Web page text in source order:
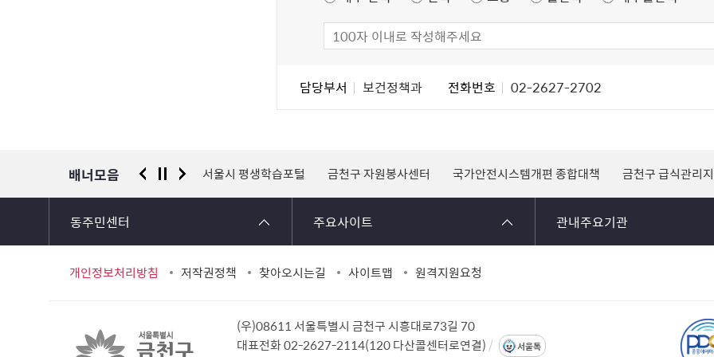
담당부서 보건정책과 전화번호 02-2627-2702
배너모음
경찰청 유실물 통합포털 서울시 평생학습포털 금천구 자원봉사센터 국가안전시스템개편 종합대책 금천구 급식관리
동주민센터 주요사이트 관내주요기관
개인정보처리방침 저작권정책 찾아오시는길 사이트맵 원격지원요청
(우)08611 서울특별시 금천구 시흥대로73길 70
대표전화 02-2627-2114(120 다산콜센터로연결)
서울톡